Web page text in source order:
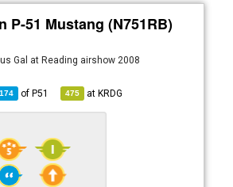
P-51 Mustang (N751RB)
Gal at Reading airshow 2008
ofP51 475 atKRDG